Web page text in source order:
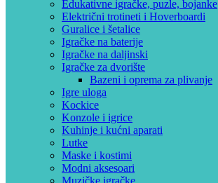
Edukativne igračke, puzle, bojanke
Električni trotineti i Hoverboardi
Guralice i šetalice
Igračke na baterije
Igračke na daljinski
‎Igračke za dvorište
Bazeni i oprema za plivanje
Igre uloga
Kockice
Konzole i igrice
Kuhinje i kućni aparati
Lutke
Maske i kostimi
Modni aksesoari
Muzičke igračke